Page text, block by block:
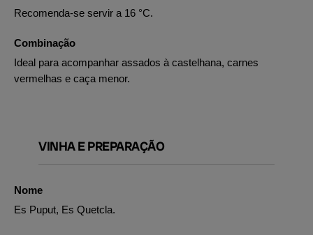
Recomenda-se servir a 16 °C.
Combinação
Ideal para acompanhar assados à castelhana, carnes
vermelhas e caça menor.
VINHA E PREPARAÇÃO
Nome
Es Puput, Es Quetcla.